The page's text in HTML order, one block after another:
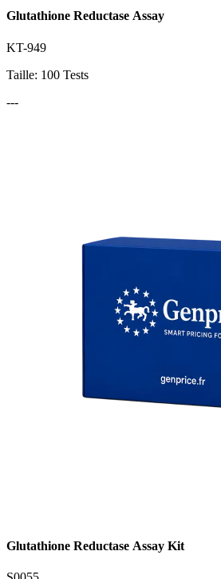
Glutathione Reductase Assay
KT-949
Taille: 100 Tests
---
Glutathione Reductase Assay Kit